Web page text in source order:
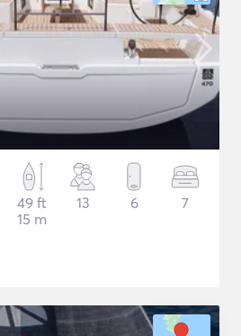
49 ft
15 m
13 6 7